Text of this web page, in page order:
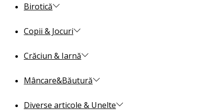
Birotică
Copii & Jocuri
Crăciun & Iarnă
Mâncare&Băutură
Diverse articole & Unelte